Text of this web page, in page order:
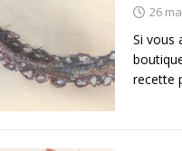
26
Si vous
recette